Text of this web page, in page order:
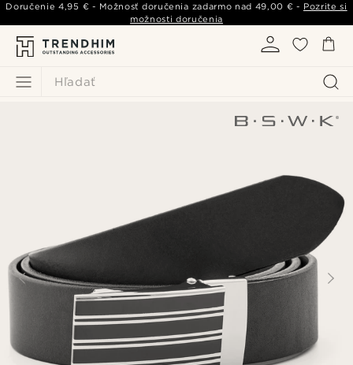
Hľadať
Doručenie4,95 € - Možnosť doručenia zadarmo nad 49,00 € - Pozrite si
možnosti doručenia